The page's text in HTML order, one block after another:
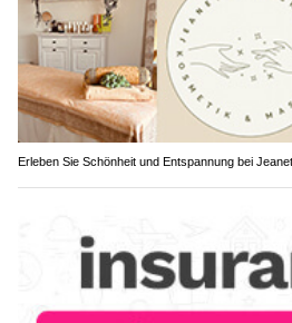
Erleben Sie Schönheit und Entspannung bei